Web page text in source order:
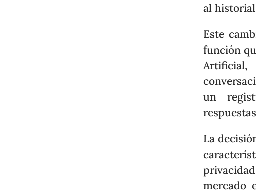
al
Este
función
un
La
mercado